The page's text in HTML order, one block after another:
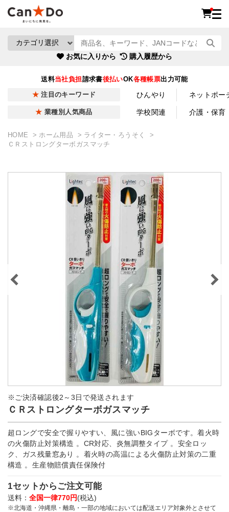
お気に入りから 購入履歴から
送料当社負担請求書後払いOK各種帳票出力可能
注目のキーワード ひんやり ネットポー
業種別人気商品 学校関連 介護・保育
HOME ホーム用品
ライター・ろうそく
ＣＲストロングターボガスマッチ
※ご決済確認後2～3日で発送されます
ＣＲストロングターボガスマッチ
超ロングで安全で握りやすい、風に強いBIGターボです。着火時
の火傷防止対策構造 。CR対応、炎無調整タイプ 。安全ロッ
ク、ガス残量窓あり 。着火時の高温による火傷防止対策の二重
構造 。生産物賠償責任保険付
1セットからご注文可能
送料： 全国一律770円(税込)
※北海道・沖縄県・離島・一部の地域においては配送エリア対象外とさせて